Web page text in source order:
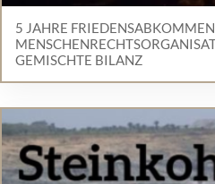
5 JAHRE
GEMISCHTE BILANZ